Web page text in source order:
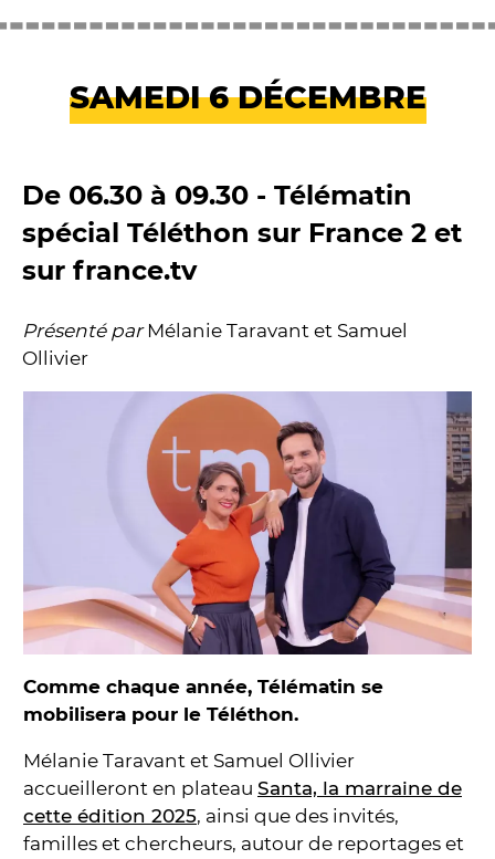
SAMEDI 6 DÉCEMBRE
De 06.30 à 09.30 - Télématin
spécial Téléthon sur France 2 et
sur france.tv
Présenté par Mélanie Taravant et Samuel
Ollivier
Comme chaque année, Télématin se
mobilisera pour le Téléthon.
Mélanie Taravant et Samuel Ollivier
accueilleront en plateau Santa, la marraine de
cette édition 2025, ainsi que des invités,
familles et chercheurs, autour de reportages et